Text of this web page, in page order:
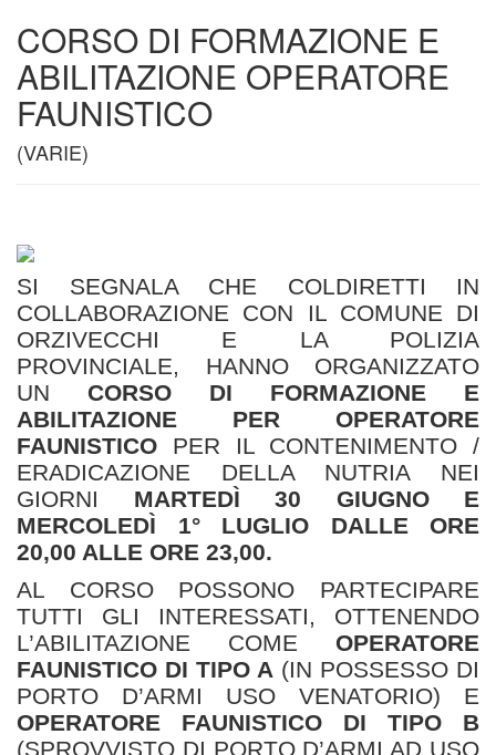
CORSO DI FORMAZIONE E
ABILITAZIONE OPERATORE
FAUNISTICO
(VARIE)
SI SEGNALA CHE COLDIRETTI IN
COLLABORAZIONE CON IL COMUNE DI
ORZIVECCHI E LA POLIZIA
PROVINCIALE, HANNO ORGANIZZATO
UN CORSO DI FORMAZIONE E
ABILITAZIONE PER OPERATORE
FAUNISTICO PER IL CONTENIMENTO /
ERADICAZIONE DELLA NUTRIA NEI
GIORNI MARTEDÌ 30 GIUGNO E
MERCOLEDÌ 1° LUGLIO DALLE ORE
20,00 ALLE ORE 23,00.
AL CORSO POSSONO PARTECIPARE
TUTTI GLI INTERESSATI, OTTENENDO
L’ABILITAZIONE COME OPERATORE
FAUNISTICO DI TIPO A (IN POSSESSO DI
PORTO D’ARMI USO VENATORIO) E
OPERATORE FAUNISTICO DI TIPO B
(SPROVVISTO DI PORTO D’ARMI AD USO